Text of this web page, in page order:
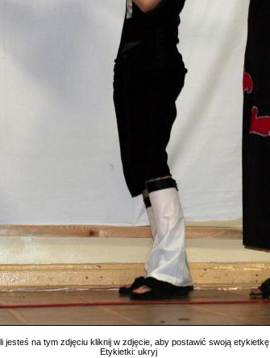
jesteś na tym zdjęciu kliknij w zdjęcie, aby postawić swoją etykietkę.
Etykietki: ukryj